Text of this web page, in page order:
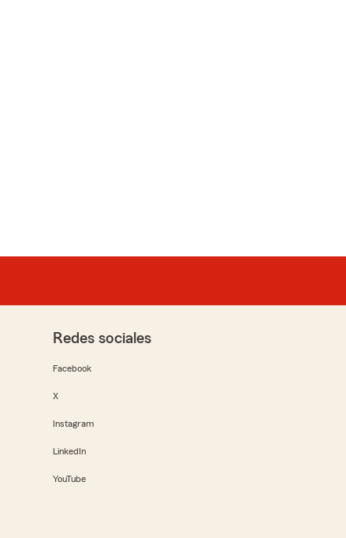
Redes sociales
Facebook
X
Instagram
LinkedIn
YouTube